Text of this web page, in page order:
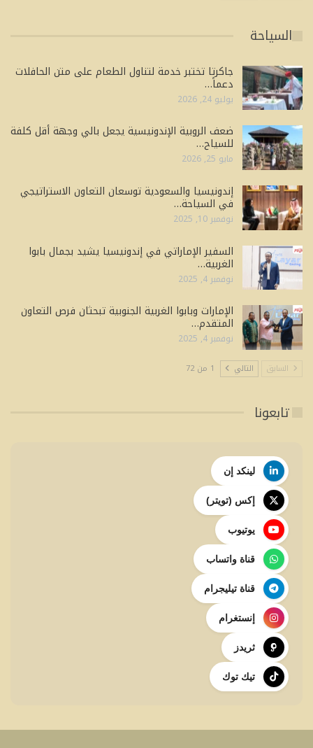
السياحة
جاكرتا تختبر خدمة لتناول الطعام على متن الحافلات
دعماً…
يوليو 24, 2026
ضعف الروبية الإندونيسية يجعل بالي وجهة أقل كلفة
للسياح…
مايو 25, 2026
إندونيسيا والسعودية توسعان التعاون الاستراتيجي
في السياحة…
نوفمبر 10, 2025
السفير الإماراتي في إندونيسيا يشيد بجمال بابوا
الغربية…
نوفمبر 4, 2025
الإمارات وبابوا الغربية الجنوبية تبحثان فرص التعاون
المتقدم…
نوفمبر 4, 2025
السابق التالي 1 من 72
تابعونا
لينكد إن
إكس (تويتر)
يوتيوب
قناة واتساب
قناة تيليجرام
إنستغرام
ثريدز
تيك توك